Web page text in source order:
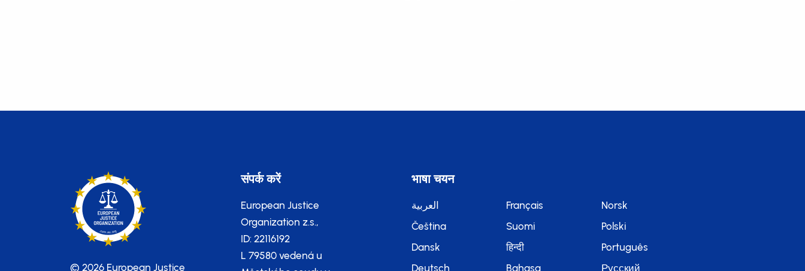
© 2026 European Justice
संपर्क करें
European Justice
Organization z.s.,
ID: 22116192
L 79580 vedená u
भाषा चयन
العربية
Čeština
Dansk
Deutsch
Français
Suomi
हिन्दी
Bahasa
Norsk
Polski
Português
Русский